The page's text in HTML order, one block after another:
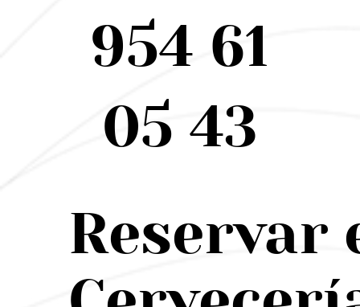
954 61
05 43
Reservar